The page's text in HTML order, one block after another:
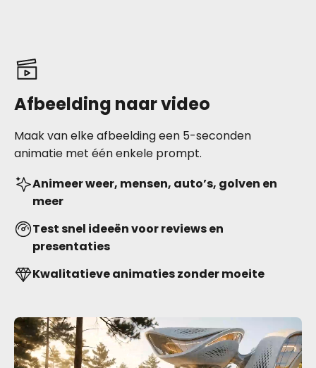
Afbeelding naar video
Maak van elke afbeelding een 5-seconden
animatie met één enkele prompt.
Animeer weer, mensen, auto’s, golven en
meer
Test snel ideeën voor reviews en
presentaties
Kwalitatieve animaties zonder moeite